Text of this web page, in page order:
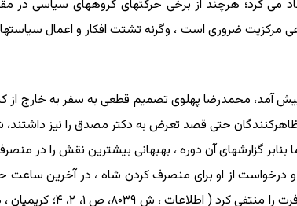
می کرد؛ هرچند از برخی حرکتهای گروههای سیاسی در
مرکزیت ضروری است ، وگرنه تشتت افکار و اعمال
و دربار پیش آمد، محمدرضا پهلوی تصمیم قطعی به سفر به
حتی قصد تعرض به دکتر مصدق را نیز
گزارشهای آن دوره ، بهبهانی بیشترین نقش را در
از او برای منصرف کردن شاه ، در آخرین ساعت